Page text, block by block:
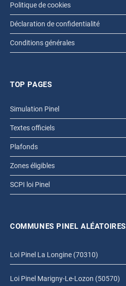
Politique de cookies
Déclaration de confidentialité
Conditions générales
TOP PAGES
Simulation Pinel
Textes officiels
Plafonds
Zones éligibles
SCPI loi Pinel
COMMUNES PINEL ALÉATOIRES
Loi Pinel La Longine (70310)
Loi Pinel Marigny-Le-Lozon (50570)